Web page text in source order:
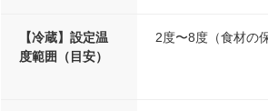
【冷蔵】設定温
度範囲（目安）
2度〜8度（食材の